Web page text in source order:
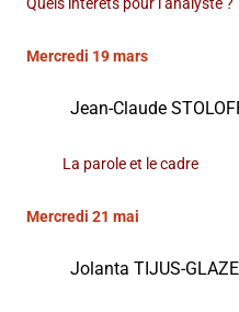
Mercredi 19 mars
Jean-Claude
La parole et le cadre
Mercredi 21 mai
Jolanta TIJUS-